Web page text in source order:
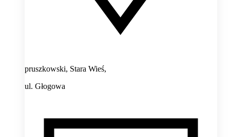
pruszkowski, Stara Wieś,
ul. Głogowa